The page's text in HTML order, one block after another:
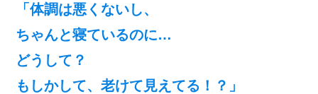
「体調は悪くないし、
ちゃんと寝ているのに…
どうして？
もしかして、老けて見えてる！？」